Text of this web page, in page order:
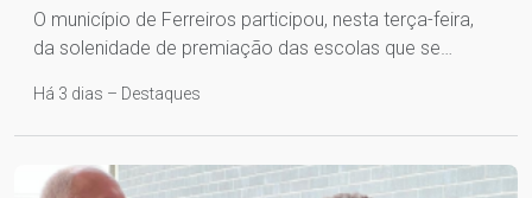
O município de Ferreiros participou, nesta terça-feira,
da solenidade de premiação das escolas que se…
Há 3 dias – Destaques